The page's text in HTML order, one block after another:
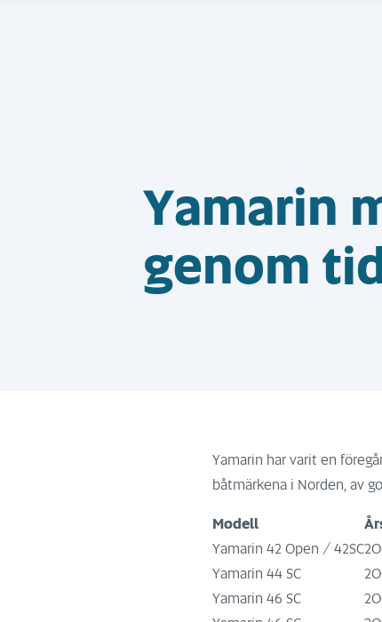
Yamarin
genom
Yamarin har varit en
båtmärkena i Norden, av
Modell
Yamarin 42 Open / 42SC
Yamarin 44 SC
Yamarin 46 SC